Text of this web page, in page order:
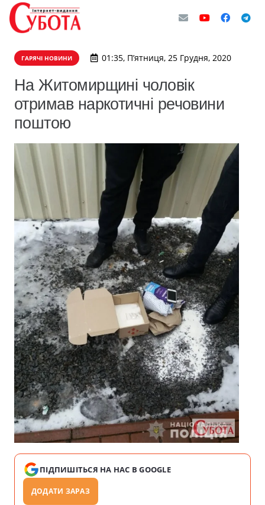
ГАРЯЧІ НОВИНИ 01:35, П’ятниця, 25 Грудня, 2020
На Житомирщині чоловік
отримав наркотичні речовини
поштою
ПІДПИШІТЬСЯ НА НАС В GOOGLE
ДОДАТИ ЗАРАЗ